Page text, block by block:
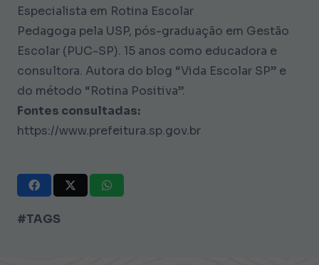
Especialista em Rotina Escolar
Pedagoga pela USP, pós-graduação em Gestão
Escolar (PUC-SP). 15 anos como educadora e
consultora. Autora do blog “Vida Escolar SP” e
do método “Rotina Positiva”.
Fontes consultadas:
https://www.prefeitura.sp.gov.br
#TAGS